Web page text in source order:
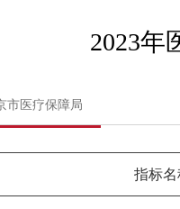
2023年
市医疗保障局
指标名